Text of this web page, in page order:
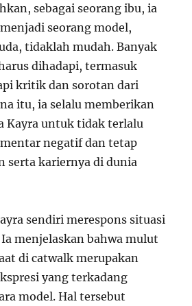
sebagai seorang ibu, ia
seorang model,
tidaklah mudah. Banyak
dihadapi, termasuk
kritik dan sorotan dari
itu, ia selalu memberikan
Kayra untuk tidak terlalu
negatif dan tetap
serta kariernya di dunia
sendiri merespons situasi
menjelaskan bahwa mulut
di catwalk merupakan
yang terkadang
model. Hal tersebut